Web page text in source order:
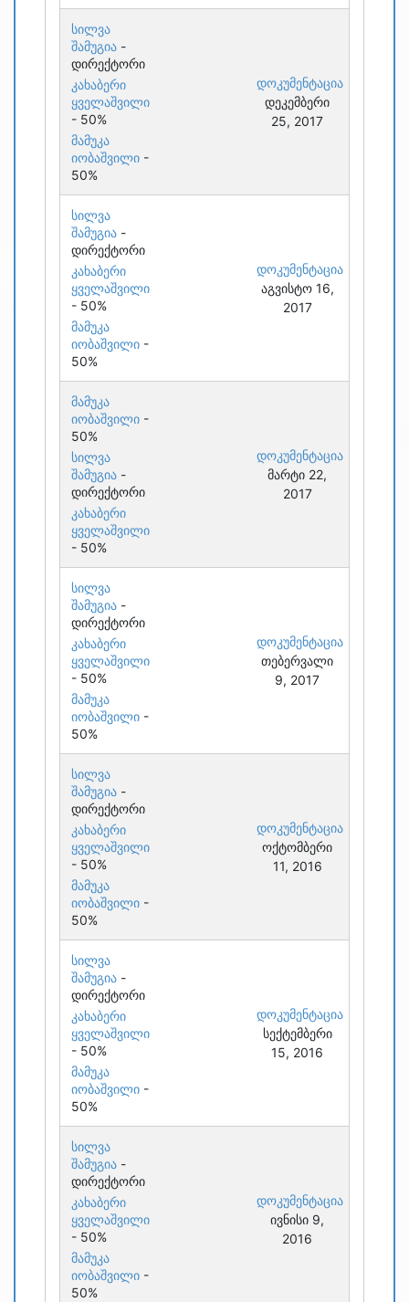
სილვა
შამუგია -
დირექტორი
კახაბერი
ყველაშვილი
- 50%
მამუკა
იობაშვილი -
50%
დოკუმენტაცია
დეკემბერი
25, 2017
სილვა
შამუგია -
დირექტორი
კახაბერი
ყველაშვილი
- 50%
მამუკა
იობაშვილი -
50%
დოკუმენტაცია
აგვისტო 16,
2017
მამუკა
იობაშვილი -
50%
სილვა
შამუგია -
დირექტორი
კახაბერი
ყველაშვილი
- 50%
დოკუმენტაცია
მარტი 22,
2017
სილვა
შამუგია -
დირექტორი
კახაბერი
ყველაშვილი
- 50%
მამუკა
იობაშვილი -
50%
დოკუმენტაცია
თებერვალი
9, 2017
სილვა
შამუგია -
დირექტორი
კახაბერი
ყველაშვილი
- 50%
მამუკა
იობაშვილი -
50%
დოკუმენტაცია
ოქტომბერი
11, 2016
სილვა
შამუგია -
დირექტორი
კახაბერი
ყველაშვილი
- 50%
მამუკა
იობაშვილი -
50%
დოკუმენტაცია
სექტემბერი
15, 2016
სილვა
შამუგია -
დირექტორი
კახაბერი
ყველაშვილი
- 50%
მამუკა
იობაშვილი -
50%
დოკუმენტაცია
ივნისი 9,
2016